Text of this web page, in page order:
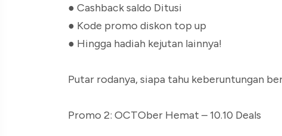
● Cashback saldo Ditusi
● Kode promo diskon top up
● Hingga hadiah kejutan lainnya!
Putar rodanya, siapa tahu keberuntungan
Promo 2: OCTOber Hemat – 10.10 Deals